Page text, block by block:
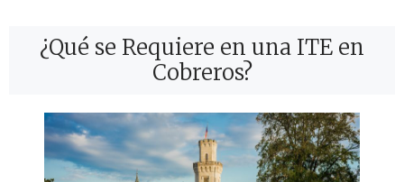
¿Qué se Requiere en una ITE en
Cobreros?